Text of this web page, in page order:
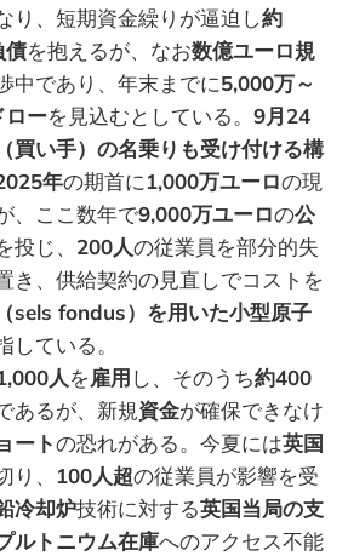
り、短期資金繰りが逼迫し約
債を抱えるが、なお数億ユーロ規
中であり、年末までに5,000万～
ローを見込むとしている。 9月24
買い手）の名乗りも受け付ける構
年の期首に1,000万ユーロの現
、ここ数年で9,000万ユーロの公
投じ、 200人の従業員を部分的失
き、供給契約の見直しでコストを
sels fondus）を用いた小型原子
している。
人を雇用 し、そのうち約400
あるが、新規資金が確保できなけ
ートの恐れがある。今夏には英国
り、 100人超の従業員が影響を受
冷却炉技術に対する英国当局の支
ルトニウム在庫へのアクセス不能